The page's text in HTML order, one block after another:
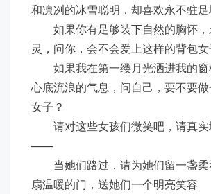
和凛冽的冰雪聪明，却喜欢永不驻足
如果你有足够装下自然的胸怀，
灵，问你，会不会爱上这样的背包
如果我在第一缕月光洒进我的窗
心底流浪的气息，问自己，要不要
女子？
请对这些女孩们微笑吧，请真实
——
当她们路过，请为她们留一盏柔
扇温暖的门，送她们一个明亮笑容